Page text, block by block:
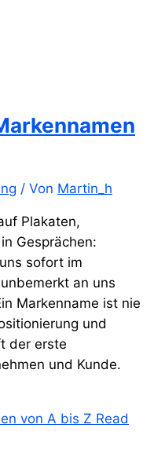
/ Von Martin_h
Plakaten,
Gesprächen:
sofort im
an uns
Markenname ist nie
und
der erste
und Kunde.
von A bis Z Read